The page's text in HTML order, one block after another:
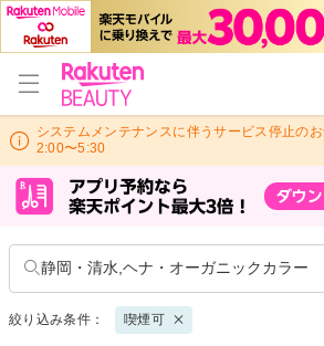
システムメンテナンスに伴うサービス停止の
2:00〜5:30
静岡・清水,ヘナ・オーガニックカラー
絞り込み条件： 喫煙可